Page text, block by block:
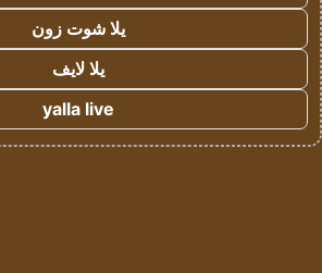
يلا شوت زون
يلا لايف
yalla live